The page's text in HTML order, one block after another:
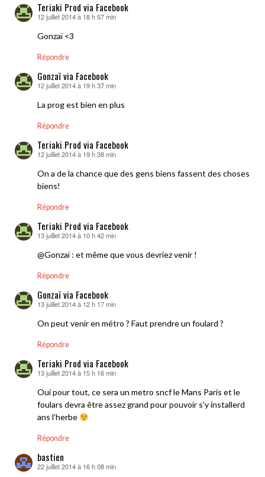
Teriaki Prod via Facebook
dit :
12 juillet 2014 à 18 h 57 min
Gonzaï <3
Répondre
Gonzaï via Facebook
dit :
12 juillet 2014 à 19 h 37 min
La prog est bien en plus
Répondre
Teriaki Prod via Facebook
dit :
12 juillet 2014 à 19 h 38 min
On a de la chance que des gens biens fassent des choses
biens!
Répondre
Teriaki Prod via Facebook
dit :
13 juillet 2014 à 10 h 42 min
@Gonzaï : et même que vous devriez venir !
Répondre
Gonzaï via Facebook
dit :
13 juillet 2014 à 12 h 17 min
On peut venir en métro ? Faut prendre un foulard ?
Répondre
Teriaki Prod via Facebook
dit :
13 juillet 2014 à 15 h 16 min
Oui pour tout, ce sera un metro sncf le Mans Paris et le
foulars devra être assez grand pour pouvoir s’y installerd
ans l’herbe
Répondre
bastien
dit :
22 juillet 2014 à 16 h 08 min